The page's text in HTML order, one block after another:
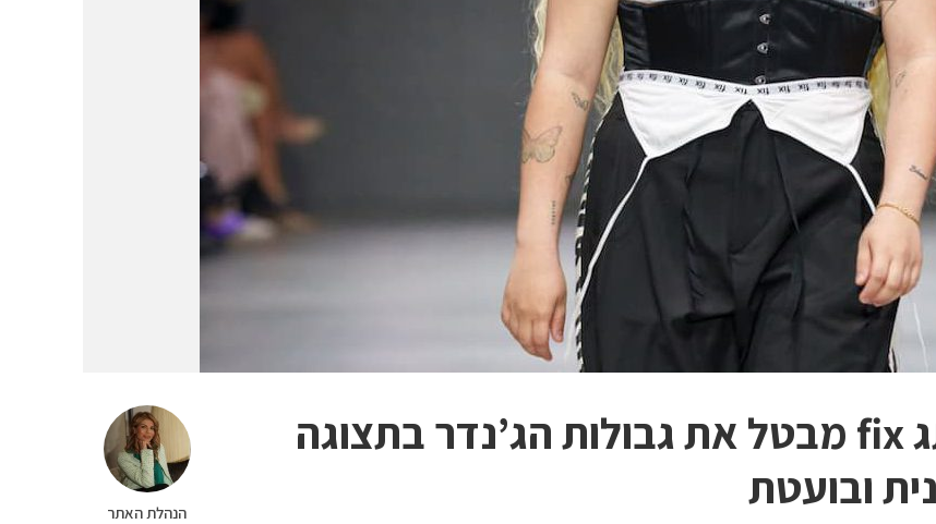
הנהלת האתר
המותג fix מבטל את גבולות הג’נדר בתצוגה
ובועטת